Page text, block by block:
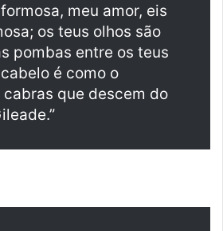
meu amor, eis
os teus olhos são
pombas entre os teus
é como o
cabras que descem do